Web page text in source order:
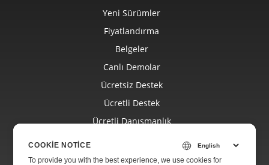
Yeni Sürümler
Fiyatlandırma
Belgeler
Canlı Demolar
Ücretsiz Destek
Ücretli Destek
Ücretli Danışmanlık
Web Siteleri
COOKIE NOTICE
To provide you with the best experience, we use cookies for